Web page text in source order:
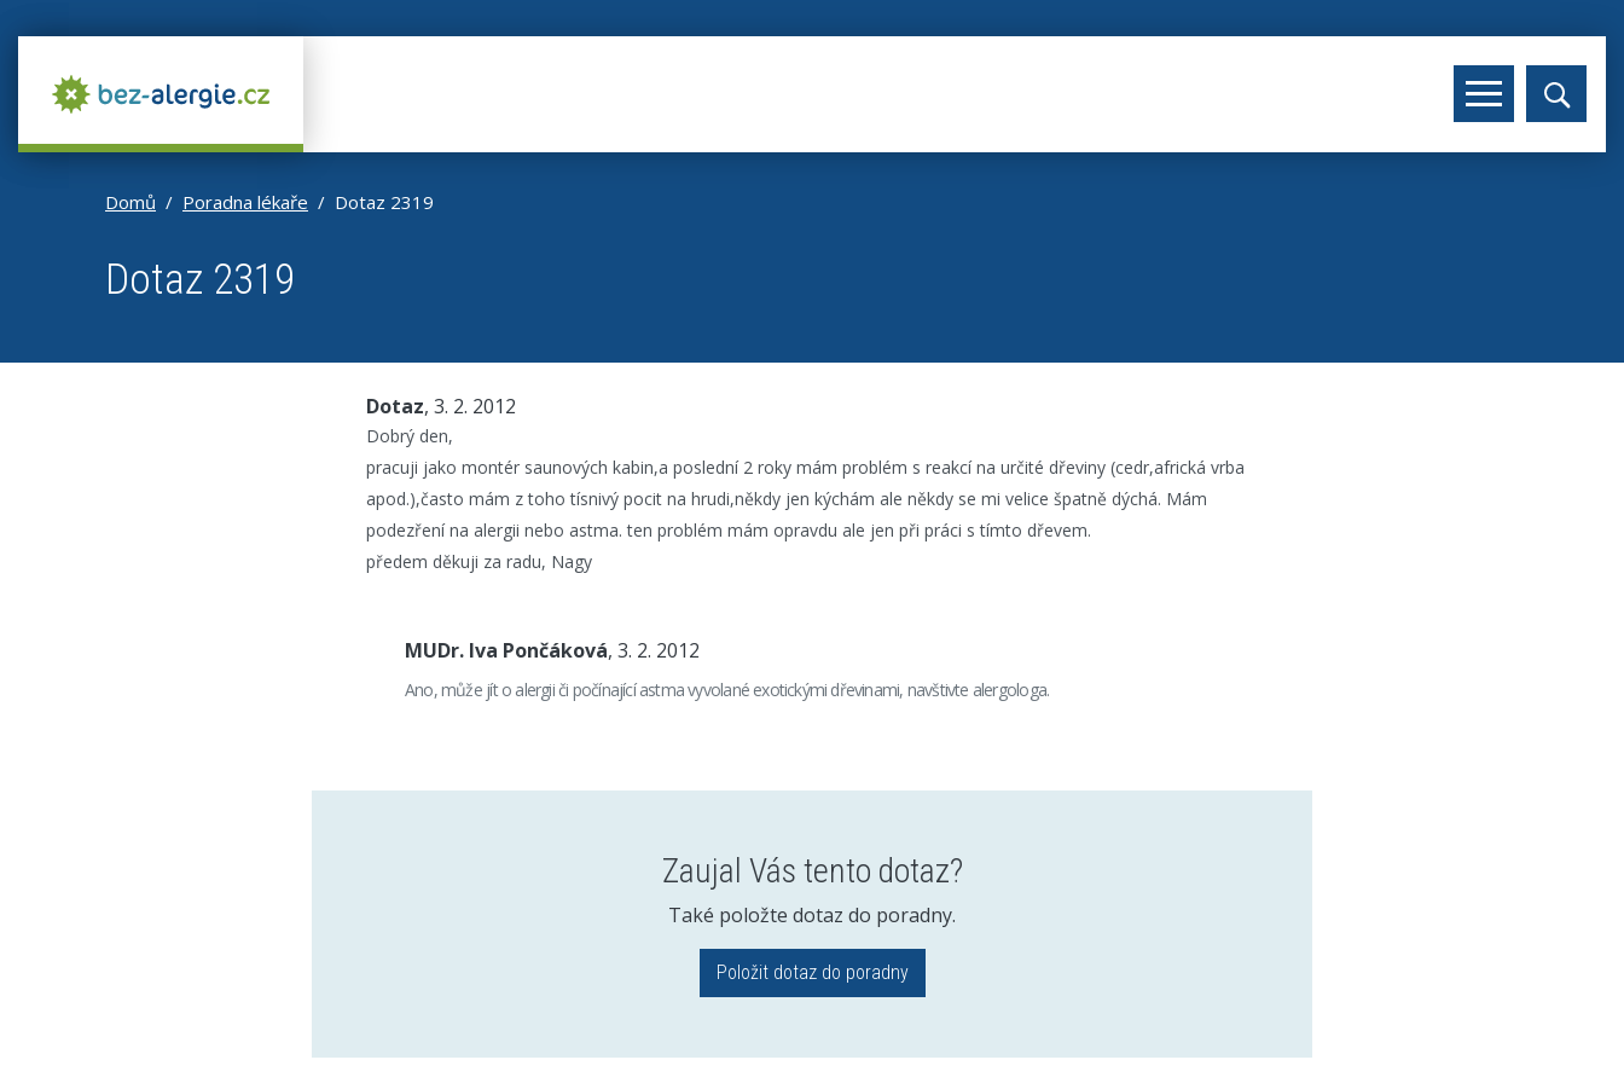
Domů Poradna lékaře Dotaz 2319
Dotaz 2319
Dotaz, 3. 2. 2012
Dobrý den,
pracuji jako montér saunových kabin,a poslední 2 roky mám problém s reakcí na určité dřeviny (cedr,africká vrba
apod.),často mám z toho tísnivý pocit na hrudi,někdy jen kýchám ale někdy se mi velice špatně dýchá. Mám
podezření na alergii nebo astma. ten problém mám opravdu ale jen při práci s tímto dřevem.
předem děkuji za radu, Nagy
MUDr. Iva Pončáková, 3. 2. 2012
Ano, může jít o alergii či počínající astma vyvolané exotickými dřevinami, navštivte alergologa.
Zaujal Vás tento dotaz?
Také položte dotaz do poradny.
Položit dotaz do poradny